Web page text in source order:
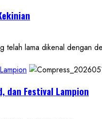
telah lama dikenal dengan
dan Festival Lampion